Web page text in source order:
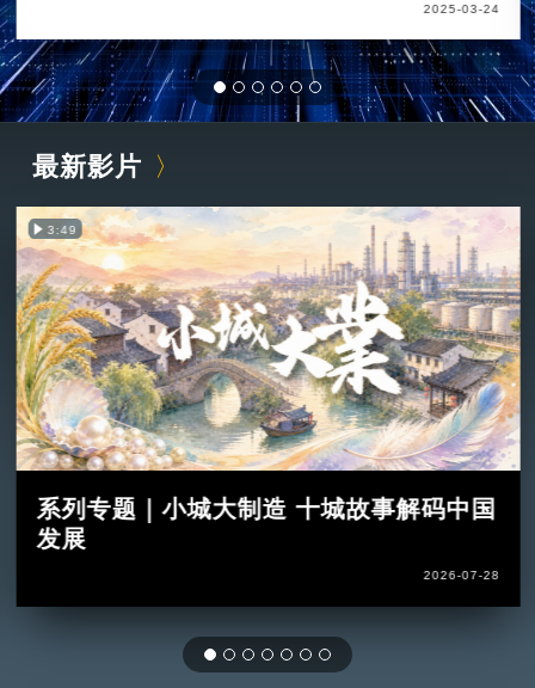
2025-03-24
最新影片
3:49
系列专题｜小城大制造 十城故事解码中国
发展
2026-07-28